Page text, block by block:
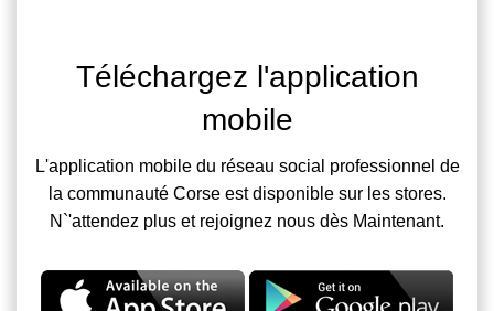
Téléchargez l'application
mobile
L'application mobile du réseau social professionnel de
la communauté Corse est disponible sur les stores.
N`'attendez plus et rejoignez nous dès Maintenant.